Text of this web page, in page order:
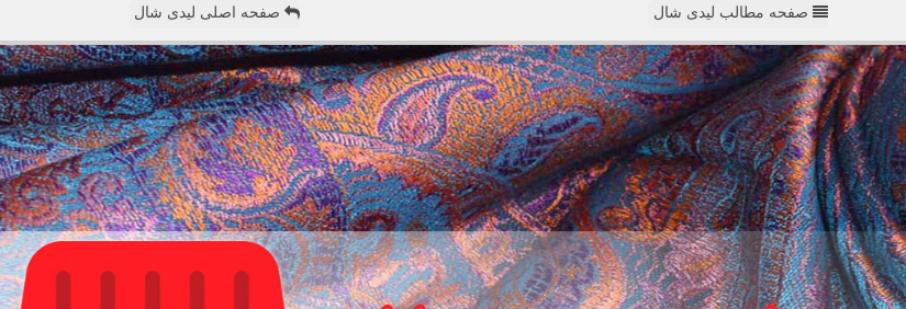
صفحه مطالب لیدی شال صفحه اصلی لیدی شال